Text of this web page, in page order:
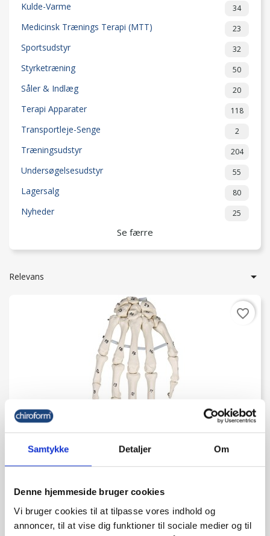
Samtykke Detaljer Om
Denne hjemmeside bruger cookies
Vi bruger cookies til at tilpasse vores indhold og
annoncer, til at vise dig funktioner til sociale medier og til
Kulde-Varme 34
Medicinsk Trænings Terapi (MTT) 23
Sportsudstyr 32
Styrketræning 50
Såler & Indlæg 20
Terapi Apparater 118
Transportleje-Senge 2
Træningsudstyr 204
Undersøgelsesudstyr 55
Lagersalg 80
Nyheder 25
Se færre
Relevans 
Håndmodel M. Nummererede Knogler
kr. 819,00
favorite_border